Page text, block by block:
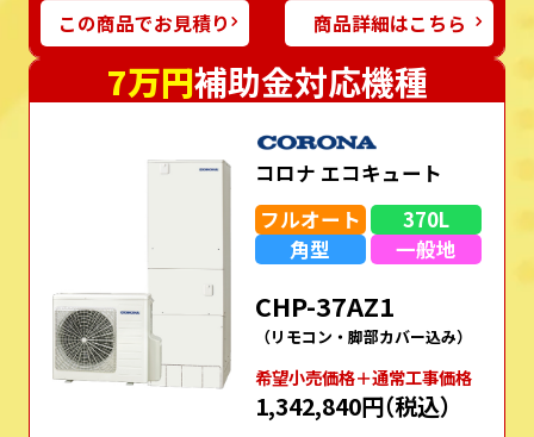
この商品でお見積り 商品詳細はこちら
7万円補助金対応機種
コロナ エコキュート
フルオート
370L
角型
一般地
CHP-37AZ1
（リモコン・脚部カバー込み）
希望⼩売価格＋通常⼯事価格
1,342,840円（税込）